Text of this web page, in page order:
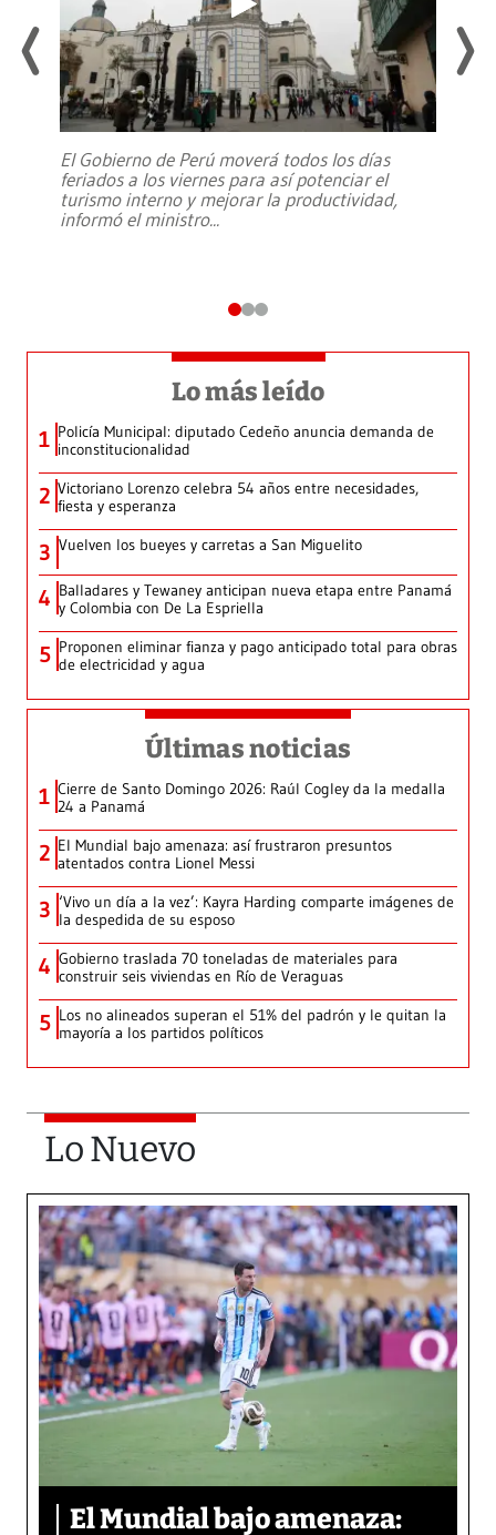
El Gobierno de Perú moverá todos los días
feriados a los viernes para así potenciar el
turismo interno y mejorar la productividad,
informó el ministro...
Lo más leído
1 Policía Municipal: diputado Cedeño anuncia demanda de
inconstitucionalidad
2 Victoriano Lorenzo celebra 54 años entre necesidades,
fiesta y esperanza
3 Vuelven los bueyes y carretas a San Miguelito
4 Balladares y Tewaney anticipan nueva etapa entre Panamá
y Colombia con De La Espriella
5 Proponen eliminar fianza y pago anticipado total para obras
de electricidad y agua
Últimas noticias
1 Cierre de Santo Domingo 2026: Raúl Cogley da la medalla
24 a Panamá
2 El Mundial bajo amenaza: así frustraron presuntos
atentados contra Lionel Messi
3 ‘Vivo un día a la vez’: Kayra Harding comparte imágenes de
la despedida de su esposo
4 Gobierno traslada 70 toneladas de materiales para
construir seis viviendas en Río de Veraguas
5 Los no alineados superan el 51% del padrón y le quitan la
mayoría a los partidos políticos
Lo Nuevo
El Mundial bajo amenaza: